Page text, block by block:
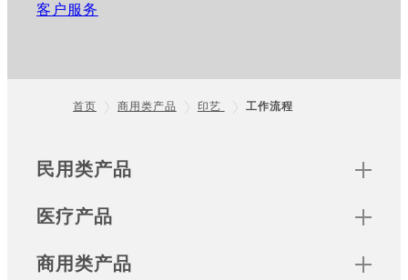
客户服务
首页 商用类产品 印艺 工作流程
Sitemap
民用类产品
医疗产品
商用类产品